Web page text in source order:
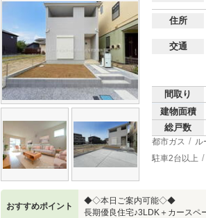
住所
交通
間取り
建物面積
総戸数
都市ガス ル
駐車2台以上
おすすめポイント
◆◇本日ご案内可能◇◆
長期優良住宅♪3LDK＋カースペ